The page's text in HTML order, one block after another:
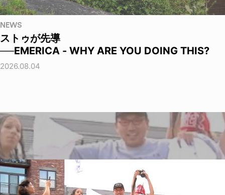
NEWS
ストゥが先導
──EMERICA - WHY ARE YOU DOING THIS?
2026.08.04